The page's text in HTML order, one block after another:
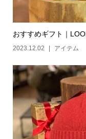
おすすめギフト｜
2023.12.02 アイテム